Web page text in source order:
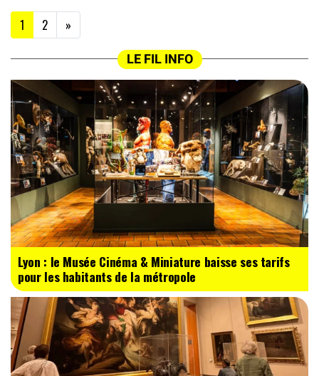
1 (current)
2 »
LE FIL INFO
Lyon : le Musée Cinéma & Miniature baisse ses tarifs
pour les habitants de la métropole